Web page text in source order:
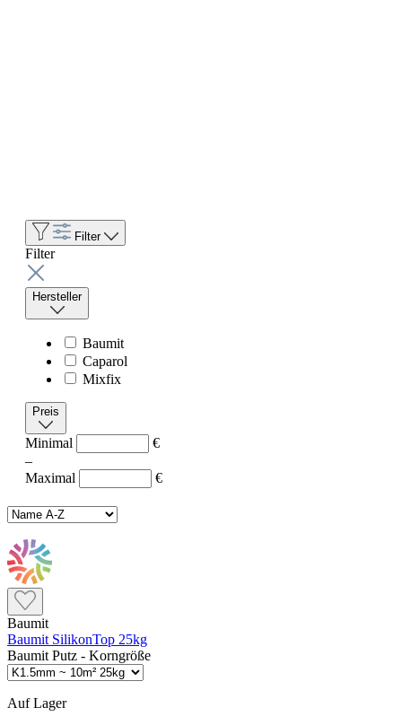
Filter
Filter
Hersteller
Baumit
Caparol
Mixfix
Preis
Minimal
€
–
Maximal
€
Baumit
Baumit SilikonTop 25kg
Baumit Putz - Korngröße
Auf Lager